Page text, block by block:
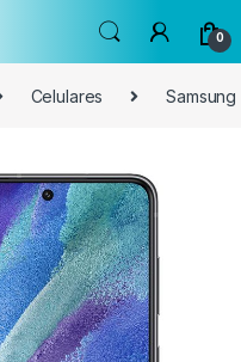
0
Celulares Samsung